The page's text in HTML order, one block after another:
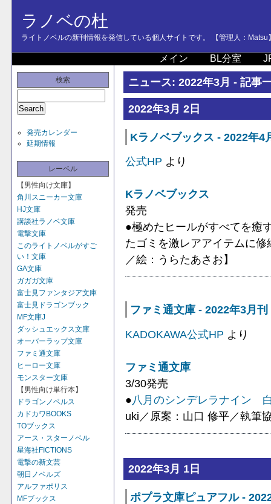
ラノベの杜
ライトノベルの新刊情報を発信している個人サイトです。 【管理人：Matsu
メイン BL分室
検索
発売カレンダー
延期情報
レーベル
【男性向け文庫】
角川スニーカー文庫
HJ文庫
講談社ラノベ文庫
電撃文庫
このライトノベルがすご
い！文庫
GA文庫
ガガガ文庫
富士見ファンタジア文庫
富士見ドラゴンブック
MF文庫J
ダッシュエックス文庫
オーバーラップ文庫
ファミ通文庫
ヒーロー文庫
モンスター文庫
【男性向け単行本】
ドラゴンノベルス
カドカワBOOKS
TOブックス
アース・スターノベル
星海社FICTIONS
電撃の新文芸
朝日ノベルズ
アルファポリス
MFブックス
ニュース: 2022年3月 - 記事
2022年3月 2日
Kラノベブックス - 2022年4
公式HP より
Kラノベブックス
発売
●極めたヒールがすべてを
たゴミを激レアアイテムに
／絵：うらたあさお】
ファミ通文庫 - 2022年3月
KADOKAWA公式HP より
ファミ通文庫
3/30発売
●八月のシンデレラナイン
uki／原案：山口 修平／執筆
2022年3月 1日
ポプラ文庫ピュアフル -